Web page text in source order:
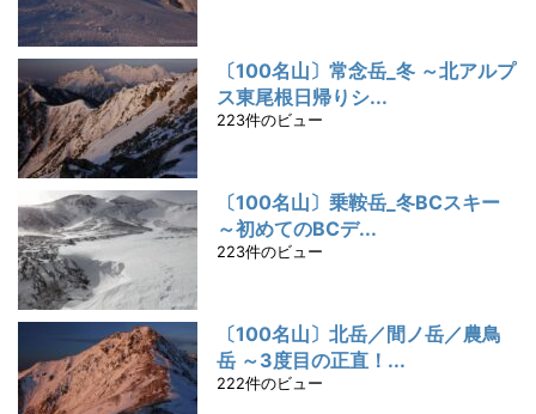
〔100名山〕常念岳_冬 ～北アルプ
ス東尾根日帰りシ...
223件のビュー
〔100名山〕乗鞍岳_冬BCスキー
～初めてのBCデ...
223件のビュー
〔100名山〕北岳／間ノ岳／農鳥
岳 ～3度目の正直！...
222件のビュー